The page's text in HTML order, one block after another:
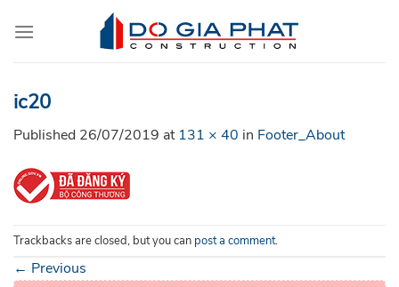
ic20
Published 26/07/2019 at 131 × 40 in Footer_About
Trackbacks are closed, but you can post a comment.
← Previous